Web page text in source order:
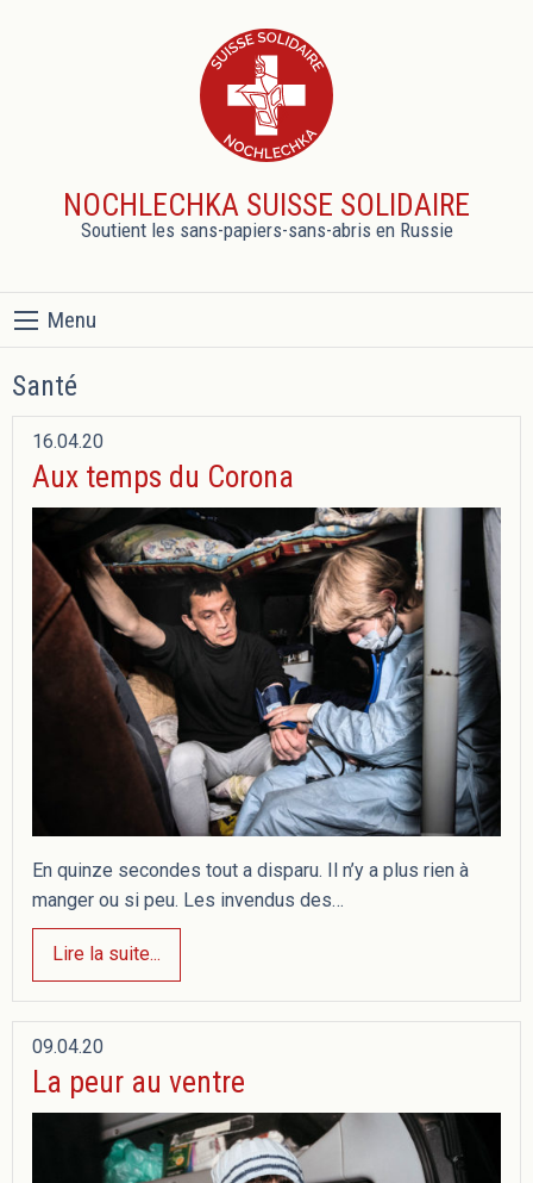
NOCHLECHKA SUISSE SOLIDAIRE
Soutient les sans-papiers-sans-abris en Russie
Menu
Santé
16.04.20
Aux temps du Corona
En quinze secondes tout a disparu. Il n’y a plus rien à
manger ou si peu. Les invendus des…
Lire la suite...
09.04.20
La peur au ventre